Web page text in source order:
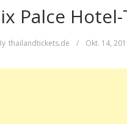
Palce
thailandtickets.de / Okt. 14,